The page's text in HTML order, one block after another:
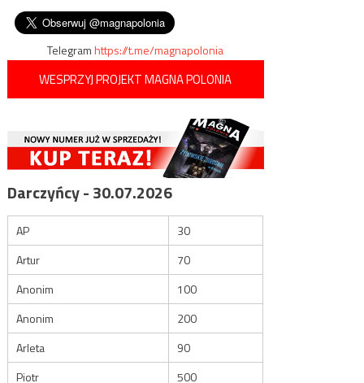
Telegramhttps://t.me/magnapolonia
WESPRZYJ PROJEKT MAGNA POLONIA
Darczyńcy - 30.07.2026
AP
30
Artur
70
Anonim
100
Anonim
200
Arleta
90
Piotr
500